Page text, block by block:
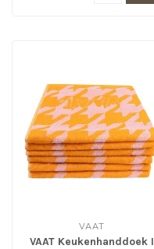
VAAT
VAAT Keukenhanddoek I